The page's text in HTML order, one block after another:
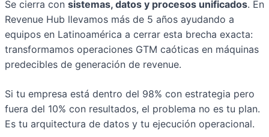
Se cierra con sistemas, datos y procesos unificados. En
Revenue Hub llevamos más de 5 años ayudando a
equipos en Latinoamérica a cerrar esta brecha exacta:
transformamos operaciones GTM caóticas en máquinas
predecibles de generación de revenue.
Si tu empresa está dentro del 98% con estrategia pero
fuera del 10% con resultados, el problema no es tu plan.
Es tu arquitectura de datos y tu ejecución operacional.